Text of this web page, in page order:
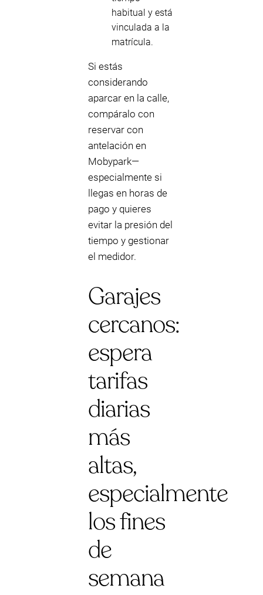
habitual y está
vinculada a la
matrícula.
Si estás
considerando
aparcar en la calle,
compáralo con
reservar con
antelación en
Mobypark—
especialmente si
llegas en horas de
pago y quieres
evitar la presión del
tiempo y gestionar
el medidor.
Garajes
cercanos:
espera
tarifas
diarias
más
altas,
especialmente
los fines
de
semana